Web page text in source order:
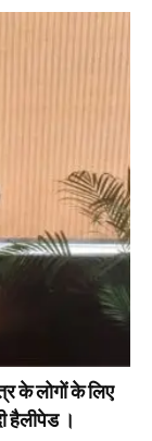
के लोगों के लिए
हैलीपेड ।